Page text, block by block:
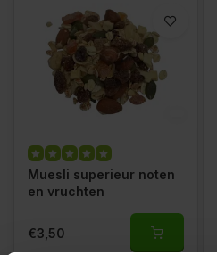
Muesli superieur noten
en vruchten
€3,50